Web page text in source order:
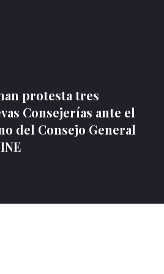
protesta tres
Consejerías ante el
del Consejo General